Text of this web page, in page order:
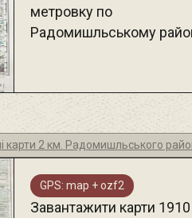
метровку по
Радомишльському
карти 2 км. Радомишльського
GPS: map + ozf2
Завантажити карти 1910